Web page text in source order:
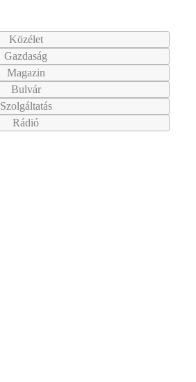
Közélet
Gazdaság
Magazin
Bulvár
Szolgáltatás
Rádió